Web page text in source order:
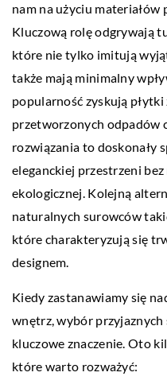
nam na użyciu
Kluczową rolę odgrywają
które nie tylko imitują
także mają minimalny
popularność zyskują
przetworzonych odpadów
rozwiązania to doskonały
eleganckiej przestrzeni
ekologicznej. Kolejną
naturalnych surowców
które charakteryzują się
designem.
Kiedy zastanawiamy się
wnętrz, wybór przyjaznych
kluczowe znaczenie. Oto
które warto rozważyć: